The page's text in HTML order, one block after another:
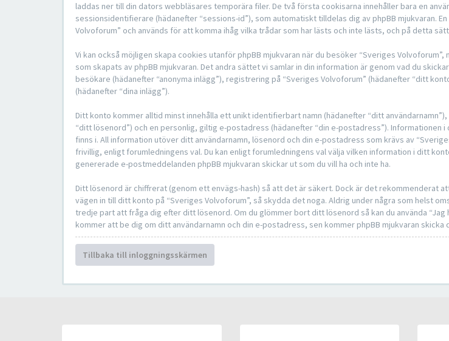
laddas ner till din dators webbläsares temporära filer. De två första cookisarna innehåller bara en
sessionsidentifierare (hädanefter “sessions-id”), som automatiskt tilldelas dig av phpBB mjukvaran.
Volvoforum” och används för att komma ihåg vilka trådar som har lästs och inte lästs, och på detta
Vi kan också möjligen skapa cookies utanför phpBB mjukvaran när du besöker “Sveriges
som skapats av phpBB mjukvaran. Det andra sättet vi samlar in din information är genom vad du
besökare (hädanefter “anonyma inlägg”), registrering på “Sveriges Volvoforum” (hädanefter “ditt
(hädanefter “dina inlägg”).
Ditt konto kommer alltid minst innehålla ett unikt identifierbart namn (hädanefter “ditt
“ditt lösenord”) och en personlig, giltig e-postadress (hädanefter “din e-postadress”).
finns i. All information utöver ditt användarnamn, lösenord och din e-postadress som krävs av
frivillig, enligt forumledningens val. Du kan enligt forumledningens val välja vilken information i ditt
genererade e-postmeddelanden phpBB mjukvaran skickar ut som du vill ha och inte ha.
Ditt lösenord är chiffrerat (genom ett envägs-hash) så att det är säkert. Dock är det rekommenderat
vägen in till ditt konto på “Sveriges Volvoforum”, så skydda det noga. Aldrig under några som helst
tredje part att fråga dig efter ditt lösenord. Om du glömmer bort ditt lösenord så kan du använda
kommer att be dig om ditt användarnamn och din e-postadress, sen kommer phpBB mjukvaran
Tillbaka till inloggningsskärmen